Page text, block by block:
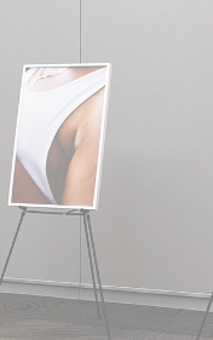
& MR. JONES : 13TH CAAR BIENNALE